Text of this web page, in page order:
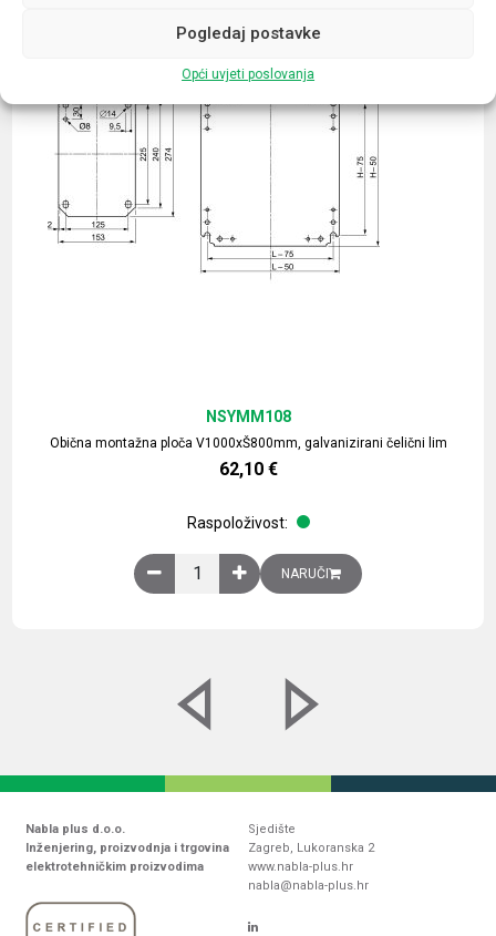
Pogledaj postavke
Opći uvjeti poslovanja
Obična montažna ploča V1000xŠ800mm, galvanizirani čelični lim
NSYMM108
62,10 €
Raspoloživost:
Obična montažna ploča V1000xŠ800mm,
NARUČI
Nabla plus d.o.o.
Inženjering, proizvodnja i trgovina
elektrotehničkim proizvodima
Sjedište
Zagreb, Lukoranska 2
www.nabla-plus.hr
nabla@nabla-plus.hr